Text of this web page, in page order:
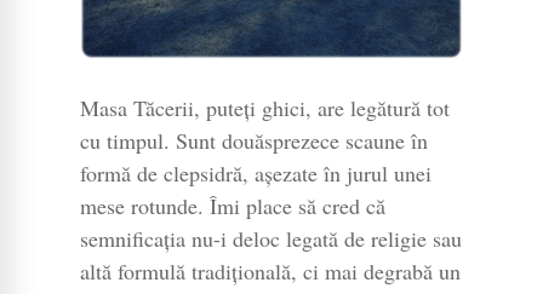
Masa Tăcerii, puteți ghici, are legătură tot
cu timpul. Sunt douăsprezece scaune în
formă de clepsidră, așezate în jurul unei
mese rotunde. Îmi place să cred că
semnificația nu-i deloc legată de religie sau
altă formulă tradițională, ci mai degrabă un